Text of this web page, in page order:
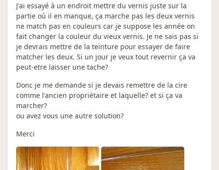
J'ai essayé à un endroit mettre du vernis juste sur la
partie où il en manque, ça marche pas les deux vernis
ne match pas en couleurs car je suppose les année on
fait changer la couleur du vieux vernis. Je ne sais pas si
je devrais mettre de la teinture pour essayer de faire
matcher les deux. Si un jour je veux tout revernir ça va
peut-etre laisser une tache?
Donc je me demande si je devais remettre de la cire
comme l'ancien propriétaire et laquelle? et si ça va
marcher?
ou avez vous une autre solution?
Merci